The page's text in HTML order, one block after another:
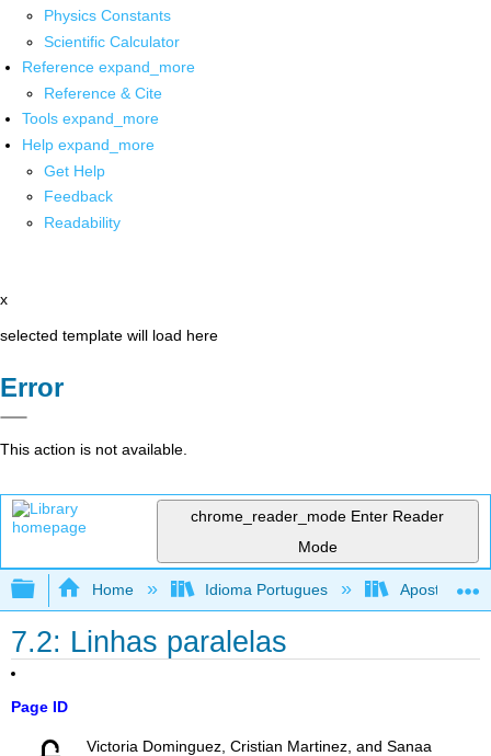
Physics Constants
Scientific Calculator
Reference expand_more
Reference & Cite
Tools expand_more
Help expand_more
Get Help
Feedback
Readability
x
selected template will load here
Error
This action is not available.
chrome_reader_mode Enter Reader
Mode
Expand/collapse global hierarchy
Home Idioma Portugues Apostila de
7.2: Linhas paralelas
Page ID
Victoria Dominguez, Cristian Martinez, and Sanaa